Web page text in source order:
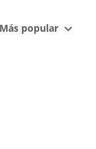
Más popular